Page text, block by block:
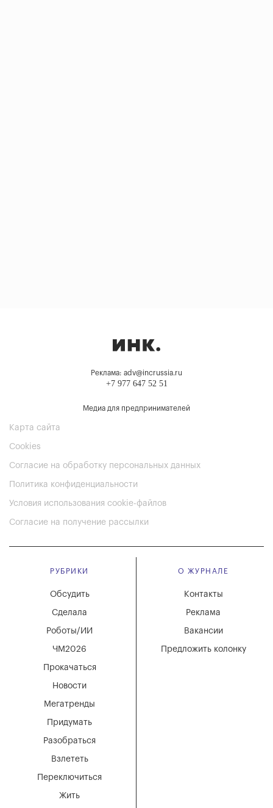
Реклама: adv@incrussia.ru
+7 977 647 52 51
Медиа для предпринимателей
Карта сайта
Cookies
Согласие на обработку персональных данных
Политика конфиденциальности
Условия использования cookie-файлов
Согласие на получение рассылки
РУБРИКИ
Мегатренды
Придумать
Разобраться
Взлететь
Новости
Переключиться
Жить
Обсудить
Сделала
Роботы/ИИ
ЧМ2026
Прокачаться
О ЖУРНАЛЕ
Вакансии
Реклама
Контакты
Предложить колонку